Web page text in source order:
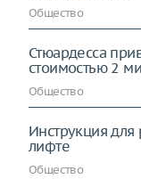
Общество
Стюардесса
стоимостью 2
Общество
Инструкция для
лифте
Общество